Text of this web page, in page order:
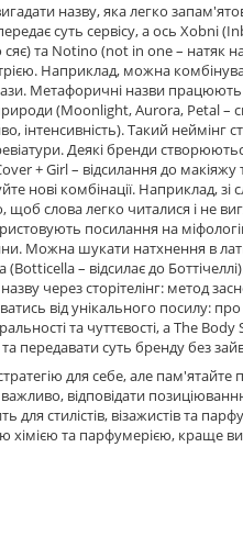
назву, яка легко
суть сервісу, а ось Xobni
та Notino (not in one – натяк
Наприклад, можна
Метафоричні назви працюють
(Moonlight, Aurora, Petal –
інтенсивність). Такий неймінг
Деякі бренди
+ Girl – відсилання до
нові комбінації. Наприклад,
щоб слова легко читалися і не
посилання на
Можна шукати натхнення в
– відсилає до
через сторітелінг: метод
від унікального посилу:
та чуттєвості, а The
та передавати суть бренду без
для себе, але
відповідати
для стилістів, візажистів та
та парфумерією, краще